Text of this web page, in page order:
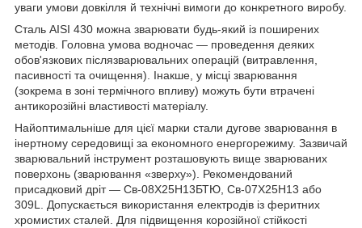
уваги умови довкілля й технічні вимоги до конкретного виробу.
Сталь AISI 430 можна зварювати будь-який із поширених
методів. Головна умова водночас — проведення деяких
обов'язкових післязварювальних операцій (витравлення,
пасивності та очищення). Інакше, у місці зварювання
(зокрема в зоні термічного впливу) можуть бути втрачені
антикорозійні властивості матеріалу.
Найоптимальніше для цієї марки стали дугове зварювання в
інертному середовищі за економного енергорежиму. Зазвичай
зварювальний інструмент розташовують вище зварюваних
поверхонь (зварювання «зверху»). Рекомендований
присадковий дріт — Св-08Х25Н13БТЮ, Cв-07Х25Н13 або
309L. Допускається використання електродів із феритних
хромистих сталей. Для підвищення корозійної стійкості